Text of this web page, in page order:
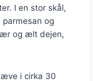
I en stor skål,
og
og ælt dejen,
i cirka 30